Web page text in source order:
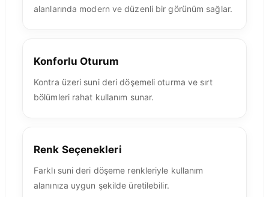
alanlarında modern ve düzenli bir görünüm sağlar.
Konforlu Oturum
Kontra üzeri suni deri döşemeli oturma ve sırt
bölümleri rahat kullanım sunar.
Renk Seçenekleri
Farklı suni deri döşeme renkleriyle kullanım
alanınıza uygun şekilde üretilebilir.